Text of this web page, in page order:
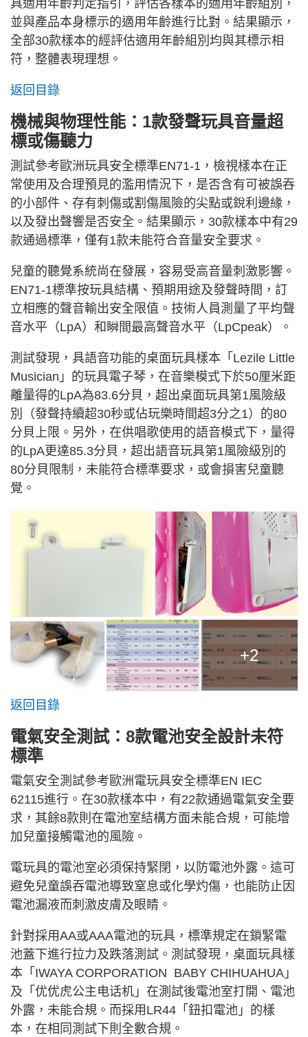
具適用年齡判定指引，評估各樣本的適用年齡組別，
並與產品本身標示的適用年齡進行比對。結果顯示，
全部30款樣本的經評估適用年齡組別均與其標示相
符，整體表現理想。
返回目錄
機械與物理性能：1款發聲玩具音量超
標或傷聽力
測試參考歐洲玩具安全標準EN71-1，檢視樣本在正
常使用及合理預見的濫用情況下，是否含有可被誤吞
的小部件、存有刺傷或割傷風險的尖點或銳利邊緣，
以及發出聲響是否安全。結果顯示，30款樣本中有29
款通過標準，僅有1款未能符合音量安全要求。
兒童的聽覺系統尚在發展，容易受高音量刺激影響。
EN71-1標準按玩具結構、預期用途及發聲時間，訂
立相應的聲音輸出安全限值。技術人員測量了平均聲
音水平（LpA）和瞬間最高聲音水平（LpCpeak）。
測試發現，具語音功能的桌面玩具樣本「Lezile Little
Musician」的玩具電子琴，在音樂模式下於50厘米距
離量得的LpA為83.6分貝，超出桌面玩具第1風險級
別（發聲持續超30秒或佔玩樂時間超3分之1）的80
分貝上限。另外，在供唱歌使用的語音模式下，量得
的LpA更達85.3分貝，超出語音玩具第1風險級別的
80分貝限制，未能符合標準要求，或會損害兒童聽
覺。
+2
返回目錄
電氣安全測試：8款電池安全設計未符
標準
電氣安全測試參考歐洲電玩具安全標準EN IEC
62115進行。在30款樣本中，有22款通過電氣安全要
求，其餘8款則在電池室結構方面未能合規，可能增
加兒童接觸電池的風險。
電玩具的電池室必須保持緊閉，以防電池外露。這可
避免兒童誤吞電池導致窒息或化學灼傷，也能防止因
電池漏液而刺激皮膚及眼睛。
針對採用AA或AAA電池的玩具，標準規定在鎖緊電
池蓋下進行拉力及跌落測試。測試發現，桌面玩具樣
本「IWAYA CORPORATION BABY CHIHUAHUA」
及「优优虎公主电话机」在測試後電池室打開、電池
外露，未能合規。而採用LR44「鈕扣電池」的樣
本，在相同測試下則全數合規。